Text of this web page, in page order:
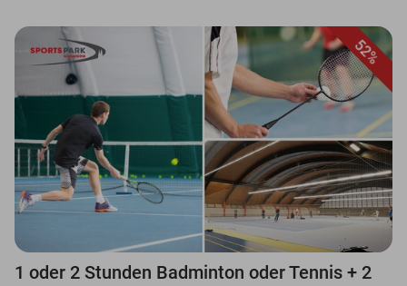
52%
1 oder 2 Stunden Badminton oder Tennis + 2